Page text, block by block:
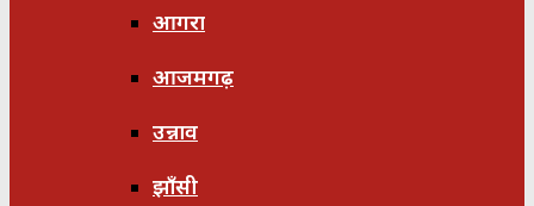
आगरा
आजमगढ़
उन्नाव
झाँसी